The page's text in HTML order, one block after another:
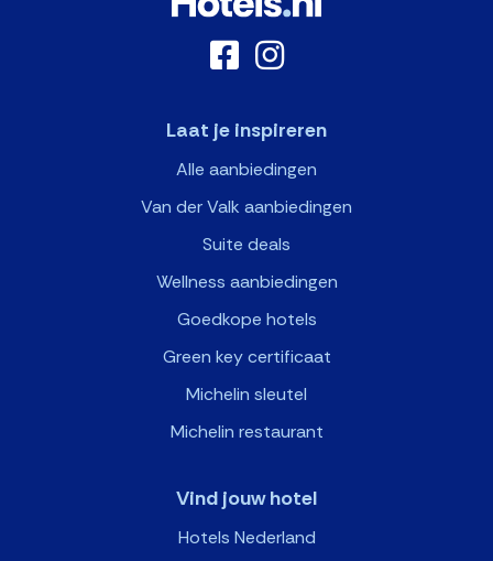
Laat je inspireren
Alle aanbiedingen
Van der Valk aanbiedingen
Suite deals
Wellness aanbiedingen
Goedkope hotels
Green key certificaat
Michelin sleutel
Michelin restaurant
Vind jouw hotel
Hotels Nederland